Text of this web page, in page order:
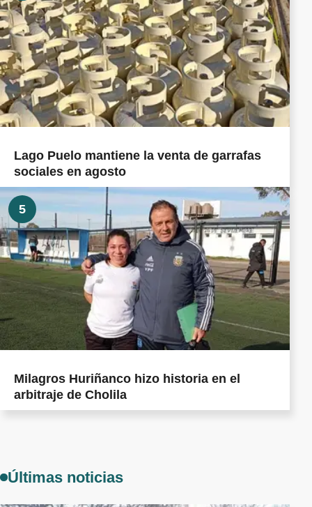
Lago Puelo mantiene la venta de garrafas
sociales en agosto
5
Milagros Huriñanco hizo historia en el
arbitraje de Cholila
Últimas noticias